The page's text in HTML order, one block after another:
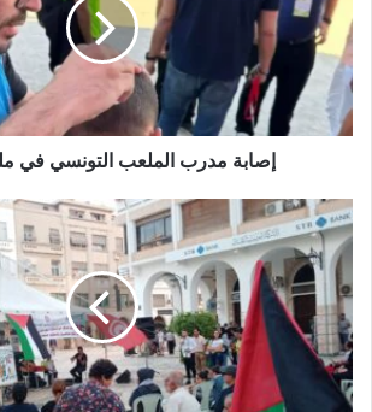
إصابة مدرب الملعب التونسي في